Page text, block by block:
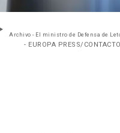
Archivo - El ministro de Defensa de
- EUROPA PRESS/